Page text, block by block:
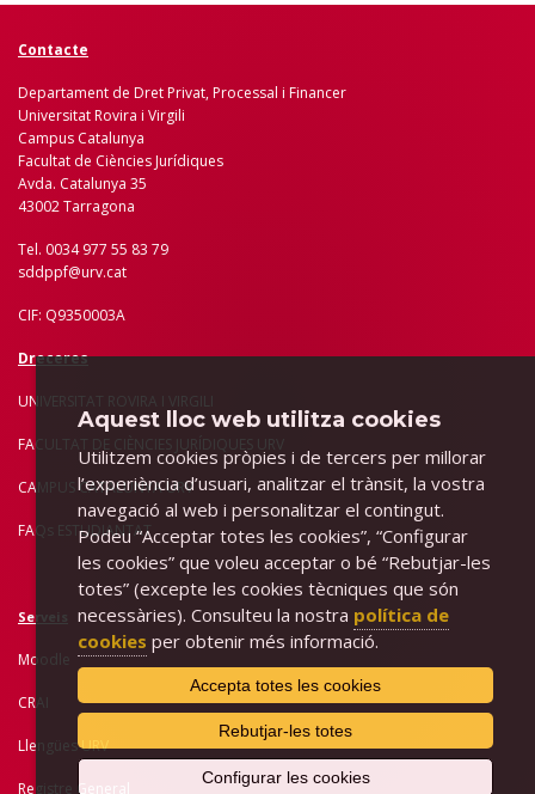
Contacte
Departament de Dret Privat, Processal i Financer
Universitat Rovira i Virgili
Campus Catalunya
Facultat de Ciències Jurídiques
Avda. Catalunya 35
43002 Tarragona
Tel. 0034 977 55 83 79
sddppf@urv.cat
CIF: Q9350003A
Dreceres
UNIVERSITAT ROVIRA I VIRGILI
FACULTAT DE CIÈNCIES JURÍDIQUES URV
CAMPUS CATALUNYA URV
FAQs ESTUDIANTAT
Serveis
Moodle
CRAI
Llengües URV
Registre General
Aquest lloc web utilitza cookies
Utilitzem cookies pròpies i de tercers per millorar
l’experiència d’usuari, analitzar el trànsit, la vostra
navegació al web i personalitzar el contingut.
Podeu “Acceptar totes les cookies”, “Configurar
les cookies” que voleu acceptar o bé “Rebutjar-les
totes” (excepte les cookies tècniques que són
necessàries). Consulteu la nostra política de
cookies per obtenir més informació.
Accepta totes les cookies
Rebutjar-les totes
Configurar les cookies